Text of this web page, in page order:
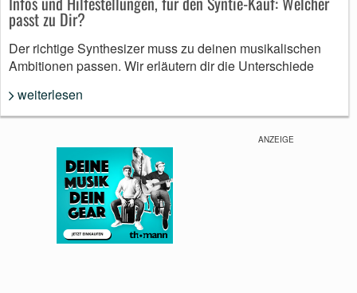
passt zu Dir?
Der richtige Synthesizer muss zu deinen musikalischen
Ambitionen passen. Wir erläutern dir die Unterschiede
weiterlesen